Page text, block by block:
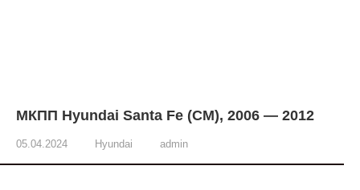
МКПП Hyundai Santa Fe (CM), 2006 — 2012
05.04.2024 Hyundai admin